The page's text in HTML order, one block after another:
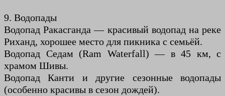
9. Водопады
Водопад Ракасганда — красивый водопад на реке
Риханд, хорошее место для пикника с семьёй.
Водопад Седам (Ram Waterfall) — в 45 км, с
храмом Шивы.
Водопад Канти и другие сезонные водопады
(особенно красивы в сезон дождей).